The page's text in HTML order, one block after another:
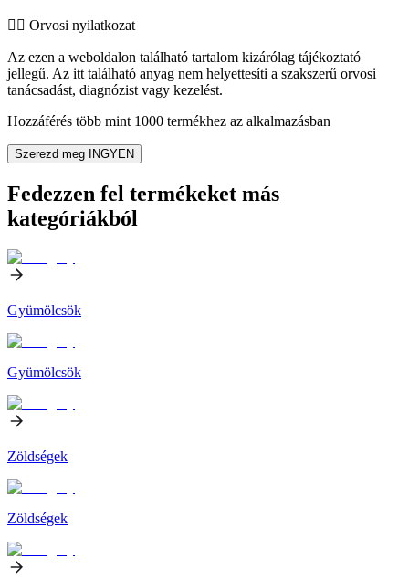
👨‍⚕️️ Orvosi nyilatkozat
Az ezen a weboldalon található tartalom kizárólag tájékoztató
jellegű. Az itt található anyag nem helyettesíti a szakszerű orvosi
tanácsadást, diagnózist vagy kezelést.
Hozzáférés több mint 1000 termékhez az alkalmazásban
Szerezd meg INGYEN
Fedezzen fel termékeket más
kategóriákból
Gyümölcsök
Gyümölcsök
Zöldségek
Zöldségek